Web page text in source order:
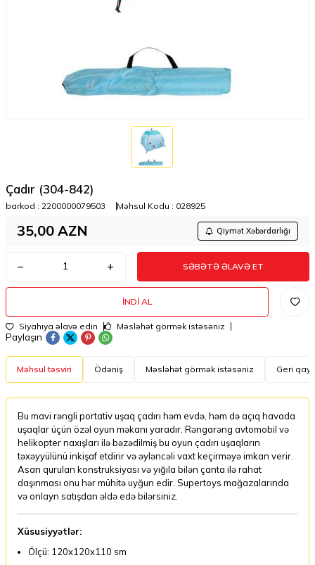
Çadır (304-842)
barkod : 2200000079503 Məhsul Kodu : 028925
35,00 AZN Qiymət Xəbərdarlığı
SƏBƏTƏ ƏLAVƏ ET
İNDI AL
Siyahıya əlavə edin Məsləhət görmək istəsəniz
Paylaşın
Məhsul təsviri Ödəniş Məsləhət görmək istəsəniz Geri
Bu mavi rəngli portativ uşaq çadırı həm evdə, həm də açıq havada
uşaqlar üçün özəl oyun məkanı yaradır. Rəngarəng avtomobil və
helikopter naxışları ilə bəzədilmiş bu oyun çadırı uşaqların
təxəyyülünü inkişaf etdirir və əyləncəli vaxt keçirməyə imkan verir.
Asan qurulan konstruksiyası və yığıla bilən çanta ilə rahat
daşınması onu hər mühitə uyğun edir. Supertoys mağazalarında
və onlayn satışdan əldə edə bilərsiniz.
Xüsusiyyətlər:
Ölçü: 120x120x110 sm